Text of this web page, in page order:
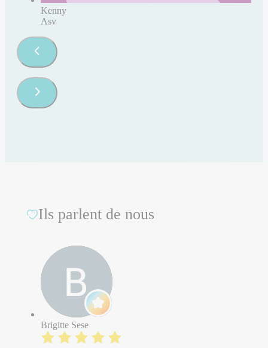
Kenny
Asv
Ils parlent de nous
Brigitte Sese